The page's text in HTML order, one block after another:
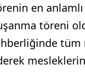
en
töreni
tüm